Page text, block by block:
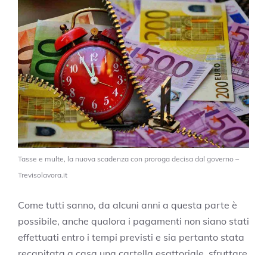
Tasse e multe, la nuova scadenza con proroga decisa dal governo –
Trevisolavora.it
Come tutti sanno, da alcuni anni a questa parte è
possibile, anche qualora i pagamenti non siano stati
effettuati entro i tempi previsti e sia pertanto stata